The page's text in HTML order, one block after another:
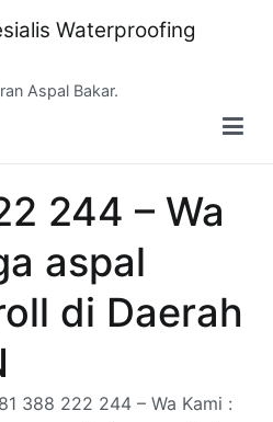
Waterproofing
Aspal Bakar.
244 – Wa
aspal
di Daerah
388 222 244 – Wa Kami :